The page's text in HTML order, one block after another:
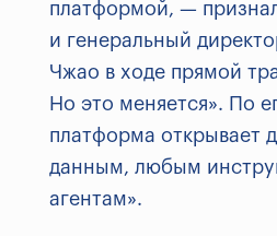
платформой, —
и генеральный
Чжао в ходе прямой
Но это меняется». По
платформа открывает
данным, любым
агентам».